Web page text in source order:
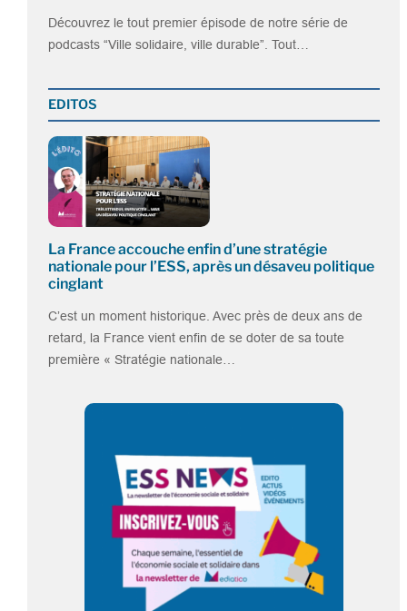
Découvrez le tout premier épisode de notre série de
podcasts “Ville solidaire, ville durable”. Tout…
EDITOS
La France accouche enfin d’une stratégie
nationale pour l’ESS, après un désaveu politique
cinglant
C’est un moment historique. Avec près de deux ans de
retard, la France vient enfin de se doter de sa toute
première « Stratégie nationale…